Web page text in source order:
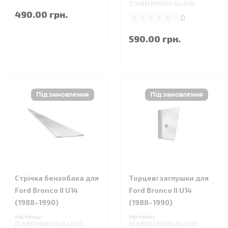
490.00 грн.
21.WBFLRPXXXX.ALL.0.00
0
590.00 грн.
Стрічка бензобака для
Ford Bronco II U14
(1988–1990)
Код товару:
21.WBTANKXXXX.ALL.0.00
Торцеві заглушки для
Ford Bronco II U14
(1988–1990)
Код товару:
55.WBXXXX0000.ALL.0.00